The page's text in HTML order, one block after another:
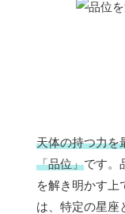
天体の持つ力を
「品位」です。
を解き明かす上
は、特定の星座